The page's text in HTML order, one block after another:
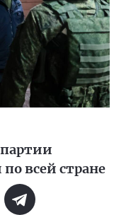
всей стране